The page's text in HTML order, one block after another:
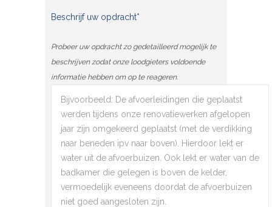
Beschrijf uw opdracht*
Probeer uw opdracht zo gedetailleerd mogelijk te
beschrijven zodat onze loodgieters voldoende
informatie hebben om op te reageren.